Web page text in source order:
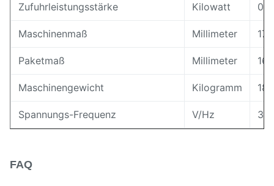
Zufuhrleistungsstärke Kilowatt
Maschinenmaß Millimeter
Paketmaß Millimeter
Maschinengewicht Kilogramm
Spannungs-Frequenz V/Hz
FAQ